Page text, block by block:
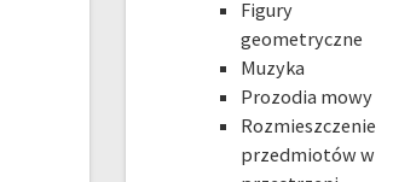
Figury
geometryczne
Muzyka
Prozodia mowy
Rozmieszczenie
przedmiotów w